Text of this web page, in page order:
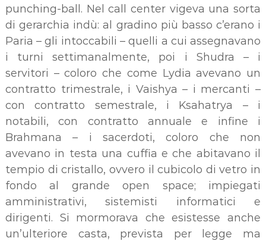
punching-ball. Nel call center vigeva una sorta
di gerarchia indù: al gradino più basso c’erano i
Paria – gli intoccabili – quelli a cui assegnavano
i turni settimanalmente, poi i Shudra – i
servitori – coloro che come Lydia avevano un
contratto trimestrale, i Vaishya – i mercanti –
con contratto semestrale, i Ksahatrya – i
notabili, con contratto annuale e infine i
Brahmana – i sacerdoti, coloro che non
avevano in testa una cuffia e che abitavano il
tempio di cristallo, ovvero il cubicolo di vetro in
fondo al grande open space; impiegati
amministrativi, sistemisti informatici e
dirigenti. Si mormorava che esistesse anche
un’ulteriore casta, prevista per legge ma